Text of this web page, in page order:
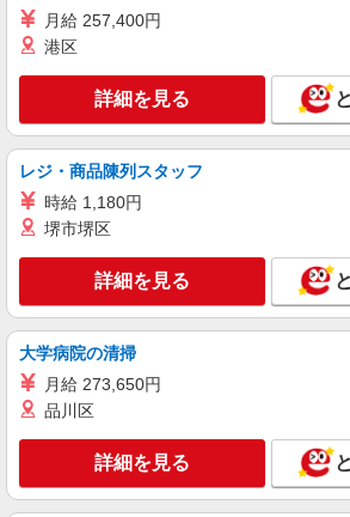
時給1450円〜2062円
石巻市内 最寄り駅：
キープ
派遣社員
株式会社kotrio /●SD-H-2066440
向かう先は、笑顔の待
サポート＆送迎STAFF
時給1350円〜2062円
通費全支給(ガソリン代含
石巻市
キープ
派遣社員
株式会社kotrio /●SD-H-1975272
石巻市★シフト柔軟で長
月給 257,400円
港区
詳細を見る
レジ・商品陳列スタッフ
時給 1,180円
堺市堺区
詳細を見る
大学病院の清掃
月給 273,650円
品川区
詳細を見る